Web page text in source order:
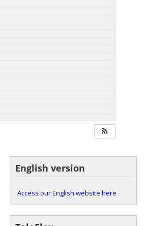
English version
Access our English website here